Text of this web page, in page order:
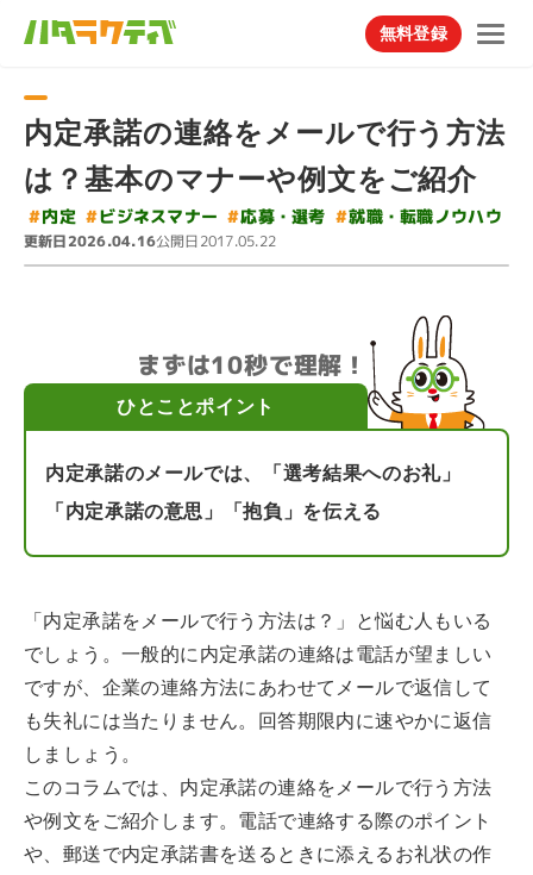
無料登録
内定承諾の連絡をメールで行う方法
は？基本のマナーや例文をご紹介
#内定 #ビジネスマナー #応募・選考 #就職・転職ノウハウ
更新日2026.04.16公開日2017.05.22
まずは10秒で理解！
ひとことポイント
内定承諾のメールでは、「選考結果へのお礼」
「内定承諾の意思」「抱負」を伝える
「内定承諾をメールで行う方法は？」と悩む人もいる
でしょう。一般的に内定承諾の連絡は電話が望ましい
ですが、企業の連絡方法にあわせてメールで返信して
も失礼には当たりません。回答期限内に速やかに返信
しましょう。
このコラムでは、内定承諾の連絡をメールで行う方法
や例文をご紹介します。電話で連絡する際のポイント
や、郵送で内定承諾書を送るときに添えるお礼状の作